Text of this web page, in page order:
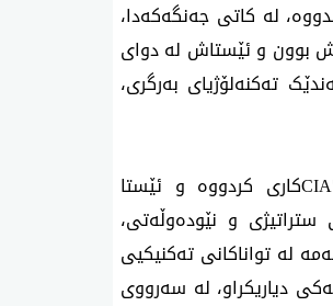
له‌ كاتی جه‌نگه‌كه‌دا،
بوون و ئێستاش لە دوای
تەکنەلۆژیای بەرگری،
کاری کردووە و ئێستا
و نێودەوڵەتی،
لە تواناکانی تەکنیکیی
دیاریکراو، لە سەرووی